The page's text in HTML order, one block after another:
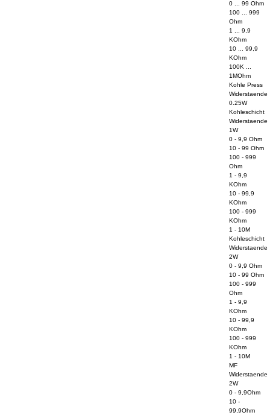
0 ... 99 Ohm
100 ... 999
Ohm
1 ... 9,9
KOhm
10 ... 99,9
KOhm
100K ...
1MOhm
Kohle Press
Widerstaende
0.25W
Kohleschicht
Widerstaende
1W
0 - 9,9 Ohm
10 - 99 Ohm
100 - 999
Ohm
1 - 9,9
KOhm
10 - 99,9
KOhm
100 - 999
KOhm
1 - 10M
Kohleschicht
Widerstaende
2W
0 - 9,9 Ohm
10 - 99 Ohm
100 - 999
Ohm
1 - 9,9
KOhm
10 - 99,9
KOhm
100 - 999
KOhm
1 - 10M
MF
Widerstaende
2W
0 - 9,9Ohm
10 -
99,9Ohm